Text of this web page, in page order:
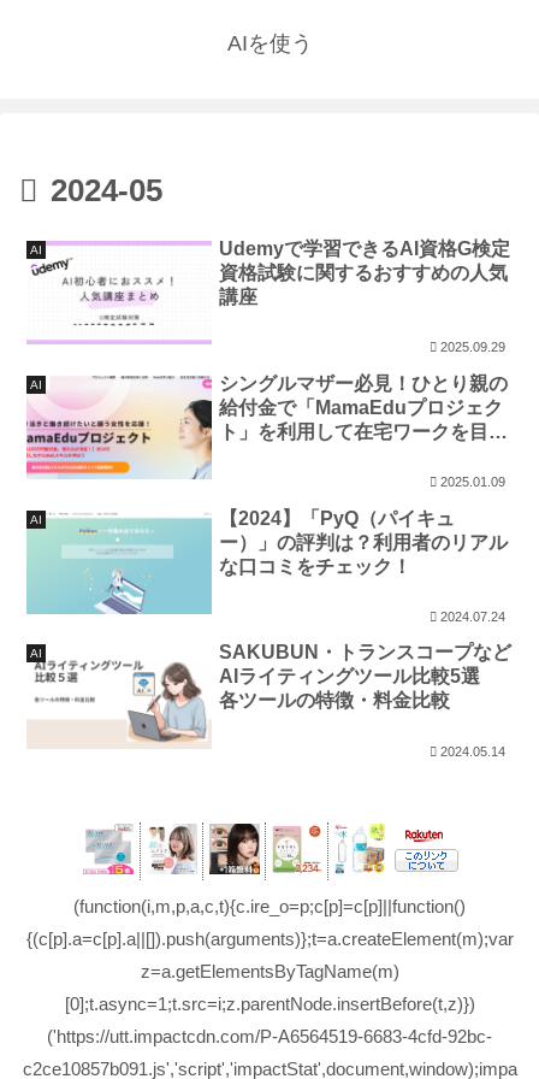
AIを使う
2024-05
AI
Udemyで学習できるAI資格G検定
資格試験に関するおすすめの人気
講座
2025.09.29
AI
シングルマザー必見！ひとり親の
給付金で「MamaEduプロジェク
ト」を利用して在宅ワークを目指
2025.01.09
AI
【2024】「PyQ（パイキュ
ー）」の評判は？利用者のリアル
な口コミをチェック！
2024.07.24
AI
SAKUBUN・トランスコープなど
AIライティングツール比較5選
各ツールの特徴・料金比較
2024.05.14
(function(i,m,p,a,c,t){c.ire_o=p;c[p]=c[p]||function()
{(c[p].a=c[p].a||[]).push(arguments)};t=a.createElement(m);var
z=a.getElementsByTagName(m)
[0];t.async=1;t.src=i;z.parentNode.insertBefore(t,z)})
('https://utt.impactcdn.com/P-A6564519-6683-4cfd-92bc-
c2ce10857b091.js','script','impactStat',document,window);impa